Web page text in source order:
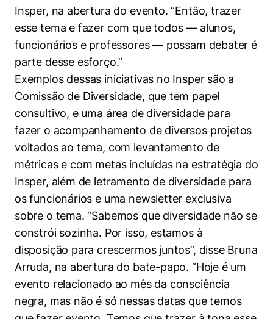
Insper, na abertura do evento. “Então, trazer
esse tema e fazer com que todos — alunos,
funcionários e professores — possam debater é
parte desse esforço.”
Exemplos dessas iniciativas no Insper são a
Comissão de Diversidade, que tem papel
consultivo, e uma área de diversidade para
fazer o acompanhamento de diversos projetos
voltados ao tema, com levantamento de
métricas e com metas incluídas na estratégia do
Insper, além de letramento de diversidade para
os funcionários e uma newsletter exclusiva
sobre o tema. “Sabemos que diversidade não se
constrói sozinha. Por isso, estamos à
disposição para crescermos juntos”, disse Bruna
Arruda, na abertura do bate-papo. “Hoje é um
evento relacionado ao mês da consciência
negra, mas não é só nessas datas que temos